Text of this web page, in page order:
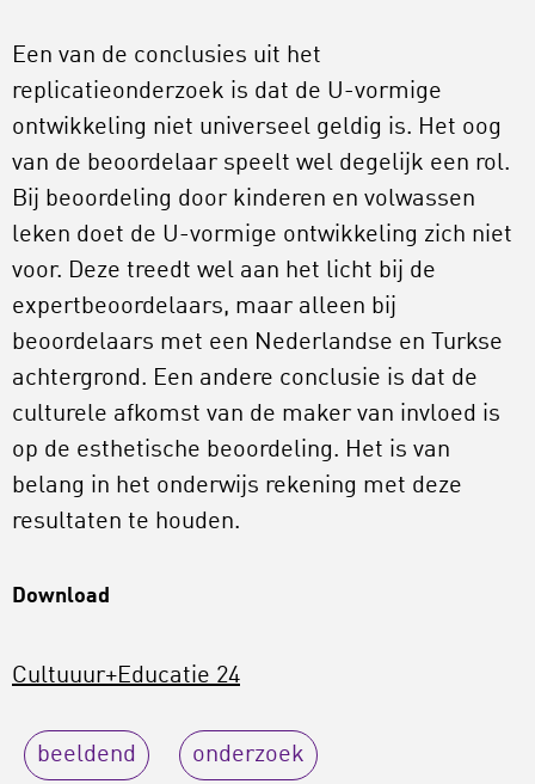
Een van de conclusies uit het
replicatieonderzoek is dat de U-vormige
ontwikkeling niet universeel geldig is. Het oog
van de beoordelaar speelt wel degelijk een rol.
Bij beoordeling door kinderen en volwassen
leken doet de U-vormige ontwikkeling zich niet
voor. Deze treedt wel aan het licht bij de
expertbeoordelaars, maar alleen bij
beoordelaars met een Nederlandse en Turkse
achtergrond. Een andere conclusie is dat de
culturele afkomst van de maker van invloed is
op de esthetische beoordeling. Het is van
belang in het onderwijs rekening met deze
resultaten te houden.
Download
Cultuuur+Educatie 24
beeldend onderzoek